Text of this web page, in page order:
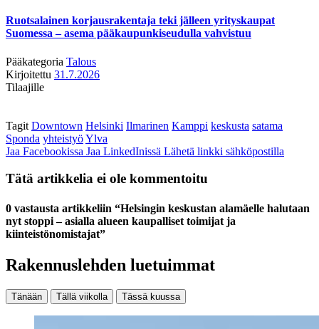
Ruotsalainen korjausrakentaja teki jälleen yrityskaupat
Suomessa – asema pääkaupunkiseudulla vahvistuu
Pääkategoria Talous
Kirjoitettu 31.7.2026
Tilaajille
Tagit Downtown Helsinki Ilmarinen Kamppi keskusta satama
Sponda yhteistyöYlva
Jaa Facebookissa Jaa LinkedInissä Lähetä linkki sähköpostilla
Tätä artikkelia ei ole kommentoitu
0 vastausta artikkeliin “Helsingin keskustan alamäelle halutaan
nyt stoppi – asialla alueen kaupalliset toimijat ja
kiinteistönomistajat”
Rakennuslehden luetuimmat
Tänään Tällä viikolla Tässä kuussa